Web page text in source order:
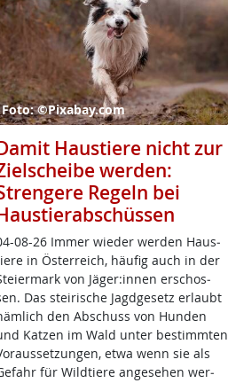
Foto: ©Pixabay.com
Haustiere nicht zur
werden:
Regeln bei
08-26 Im­mer wie­der wer­den Haus­
in Ös­t­er­reich, häu­fig auch in der
von Jä­ger:in­nen er­schos­
Das stei­ri­sche Jagd­ge­setz er­laubt
den Ab­schuss von Hun­den
Kat­zen im Wald un­ter be­stimm­ten
et­wa wenn sie als
für Wild­tie­re an­ge­se­hen wer­